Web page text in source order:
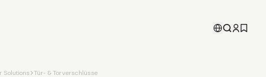
Solutions Tür- & Torverschlüsse